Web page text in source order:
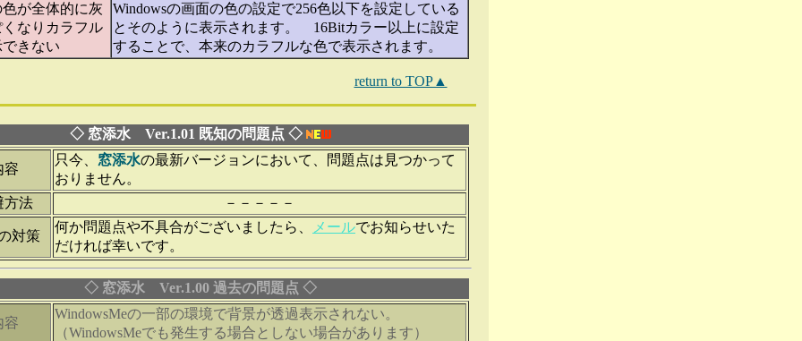
が全体的に灰
なりカラフル
きない
Windowsの画面の色の設定で256色以下を設定している
とそのように表示されます。 16Bitカラー以上に設定
することで、本来のカラフルな色で表示されます。
return to TOP▲
◇ 窓添水 Ver.1.01 既知の問題点 ◇
容
只今、 窓添水の最新バージョンにおいて、問題点は見つかって
おりません。
方法
－－－－－
対策
何か問題点や不具合がございましたら、 メールでお知らせいた
だければ幸いです。
◇ 窓添水 Ver.1.00 過去の問題点 ◇
容
WindowsMeの一部の環境で背景が透過表示されない。
（WindowsMeでも発生する場合としない場合があります）